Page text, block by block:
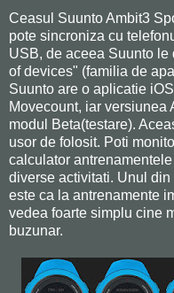
Ceasul Suunto Ambit3
pote sincroniza cu
USB, de aceea Suunto
of devices" (familia de
Suunto are o aplicatie
Movecount, iar versiunea
modul Beta(testare).
usor de folosit. Poti
calculator
diverse activitati. Unul
este ca la antrenamente
vedea foarte simplu cine
buzunar.